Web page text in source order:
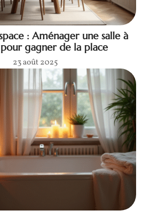
: Aménager une salle à
gagner de la place
23 août 2025